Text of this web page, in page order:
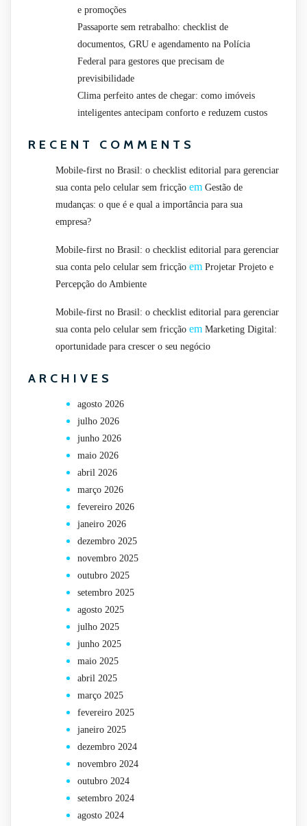
e promoções
Passaporte sem retrabalho: checklist de
documentos, GRU e agendamento na Polícia
Federal para gestores que precisam de
previsibilidade
Clima perfeito antes de chegar: como imóveis
inteligentes antecipam conforto e reduzem custos
RECENT COMMENTS
Mobile-first no Brasil: o checklist editorial para gerenciar
sua conta pelo celular sem fricção em Gestão de
mudanças: o que é e qual a importância para sua
empresa?
Mobile-first no Brasil: o checklist editorial para gerenciar
sua conta pelo celular sem fricção em Projetar Projeto e
Percepção do Ambiente
Mobile-first no Brasil: o checklist editorial para gerenciar
sua conta pelo celular sem fricção em Marketing Digital:
oportunidade para crescer o seu negócio
ARCHIVES
agosto 2026
julho 2026
junho 2026
maio 2026
abril 2026
março 2026
fevereiro 2026
janeiro 2026
dezembro 2025
novembro 2025
outubro 2025
setembro 2025
agosto 2025
julho 2025
junho 2025
maio 2025
abril 2025
março 2025
fevereiro 2025
janeiro 2025
dezembro 2024
novembro 2024
outubro 2024
setembro 2024
agosto 2024